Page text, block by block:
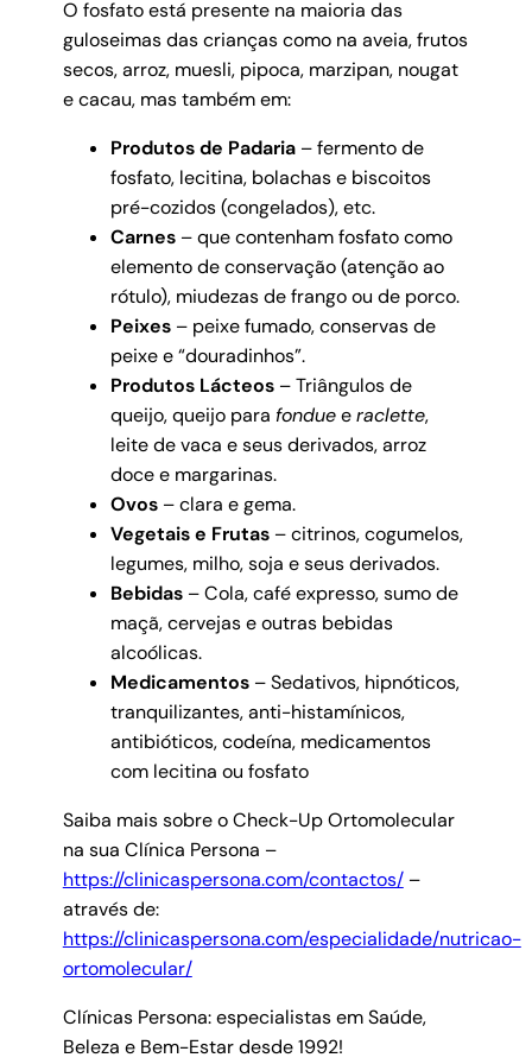
O fosfato está presente na maioria das
guloseimas das crianças como na aveia, frutos
secos, arroz, muesli, pipoca, marzipan, nougat
e cacau, mas também em:
Produtos de Padaria– fermento de
fosfato, lecitina, bolachas e biscoitos
pré-cozidos (congelados), etc.
Carnes– que contenham fosfato como
elemento de conservação (atenção ao
rótulo), miudezas de frango ou de porco.
Peixes– peixe fumado, conservas de
peixe e “douradinhos”.
Produtos Lácteos– Triângulos de
queijo, queijo para fondueeraclette,
leite de vaca e seus derivados, arroz
doce e margarinas.
Ovos– clara e gema.
Vegetais e Frutas– citrinos, cogumelos,
legumes, milho, soja e seus derivados.
Bebidas– Cola, café expresso, sumo de
maçã, cervejas e outras bebidas
alcoólicas.
Medicamentos– Sedativos, hipnóticos,
tranquilizantes, anti-histamínicos,
antibióticos, codeína, medicamentos
com lecitina ou fosfato
Saiba mais sobre o Check-Up Ortomolecular
na sua Clínica Persona –
https://clinicaspersona.com/contactos/–
através de:
https://clinicaspersona.com/especialidade/nutricao-
ortomolecular/
Clínicas Persona: especialistas em Saúde,
Beleza e Bem-Estar desde 1992!